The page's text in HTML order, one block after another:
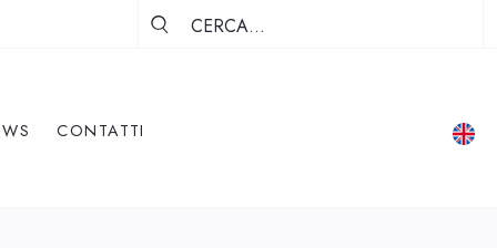
CONTATTI